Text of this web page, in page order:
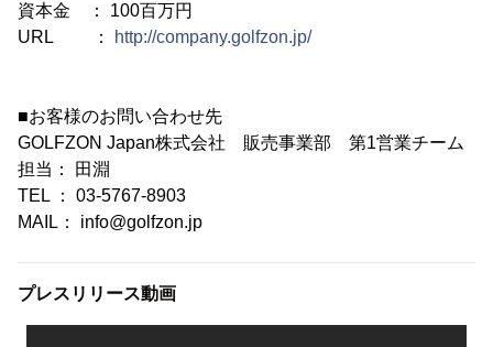
資本金 ： 100百万円
URL ：
http://company.golfzon.jp/
■お客様のお問い合わせ先
GOLFZON Japan株式会社 販売事業部 第1営業チーム
担当： 田淵
TEL ： 03-5767-8903
MAIL： info@golfzon.jp
プレスリリース動画